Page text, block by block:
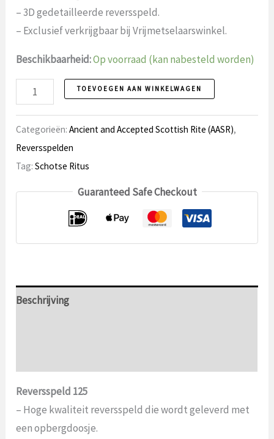
– 3D gedetailleerde reversspeld.
– Exclusief verkrijgbaar bij Vrijmetselaarswinkel.
Beschikbaarheid:Op voorraad (kan nabesteld worden)
Reversspeld
125
Schotse
Ritus
aantal
TOEVOEGEN AAN WINKELWAGEN
Categorieën:Ancient and Accepted Scottish Rite (AASR),
Reversspelden
Tag:Schotse Ritus
Guaranteed Safe Checkout
Beschrijving
Reversspeld 125
– Hoge kwaliteit reversspeld die wordt geleverd met
een opbergdoosje.